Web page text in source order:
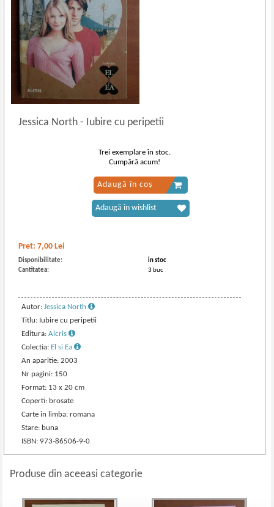
Jessica North- Iubire cu peripetii
Pret:7,00 Lei
Disponibilitate:
in stoc
Cantitatea:
3 buc
Autor:Jessica North
Titlu: Iubire cu peripetii
Editura:Alcris
Colectia: El si Ea
An aparitie: 2003
Nr pagini: 150
Format: 13 x 20 cm
Coperti: brosate
Carte in limba: romana
Stare: buna
ISBN: 973-86506-9-0
Trei exemplare în stoc.
Cumpără acum!
Adaugă în coș
Adaugă în wishlist
Produse din aceeasi categorie